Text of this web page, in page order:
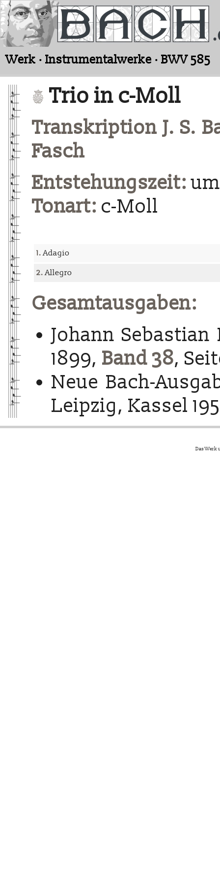
Werk · Instrumentalwerke · BWV 585
Trio in c-Moll
Transkription J. S.
Fasch
Entstehungszeit:
Tonart: c-Moll
1.Adagio
2.Allegro
Gesamtausgaben:
Johann Sebastian
1899, Band 38,
Neue Bach-
Leipzig, Kassel
Das Werk